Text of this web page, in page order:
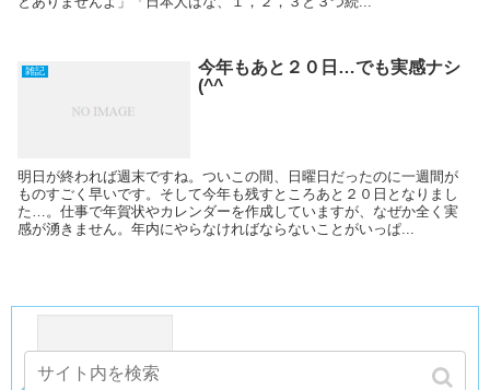
雑記
今年もあと２０日…でも実感ナシ
(^^ゞ
明日が終われば週末ですね。ついこの間、日曜日だったのに一週間が
ものすごく早いです。そして今年も残すところあと２０日となりまし
た…。仕事で年賀状やカレンダーを作成していますが、なぜか全く実
感が湧きません。年内にやらなければならないことがいっぱ...